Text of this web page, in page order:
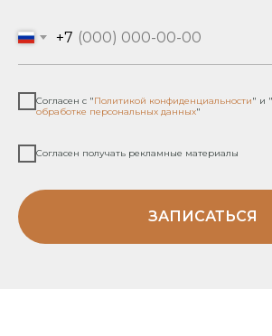
+7
Согласен с "Политикой конфиденциальности" и "
обработке персональных данных"
Согласен получать рекламные материалы
ЗАПИСАТЬСЯ